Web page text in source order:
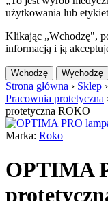
użytkowania lub
Klikając „Wchodzę",
informacją i ją
Wchodzę Wychodzę
Strona główna › Sklep ›
Pracownia protetyczna
protetyczna ROKO
Marka: Roko
OPTIMA